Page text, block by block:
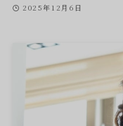
2025年12月6日